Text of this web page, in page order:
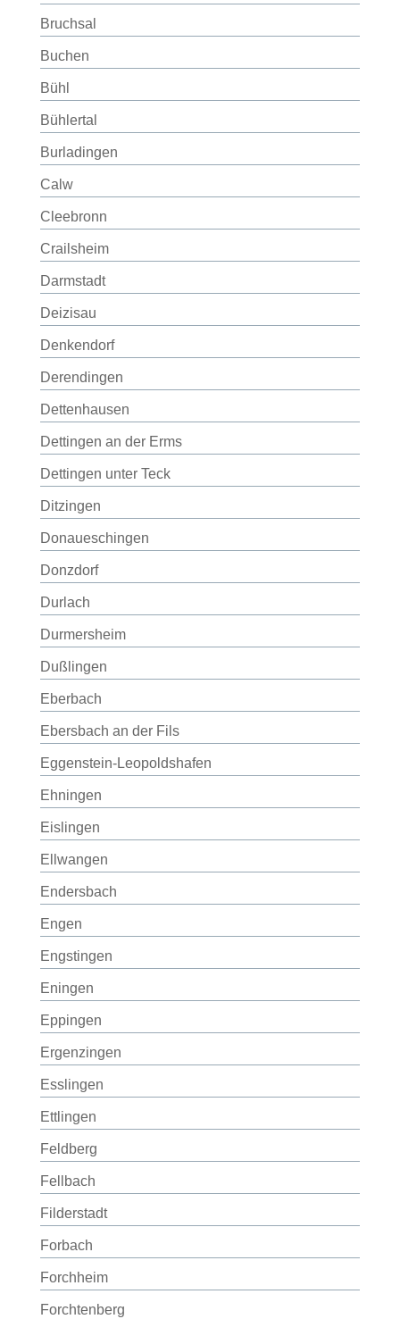
Bruchsal
Buchen
Bühl
Bühlertal
Burladingen
Calw
Cleebronn
Crailsheim
Darmstadt
Deizisau
Denkendorf
Derendingen
Dettenhausen
Dettingen an der Erms
Dettingen unter Teck
Ditzingen
Donaueschingen
Donzdorf
Durlach
Durmersheim
Dußlingen
Eberbach
Ebersbach an der Fils
Eggenstein-Leopoldshafen
Ehningen
Eislingen
Ellwangen
Endersbach
Engen
Engstingen
Eningen
Eppingen
Ergenzingen
Esslingen
Ettlingen
Feldberg
Fellbach
Filderstadt
Forbach
Forchheim
Forchtenberg